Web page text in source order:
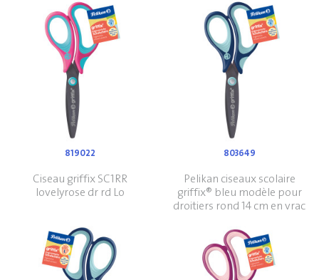
819022
Ciseau griffix SC1RR
lovelyrose dr rd Lo
803649
Pelikan ciseaux scolaire
griffix® bleu modèle pour
droitiers rond 14 cm en vrac